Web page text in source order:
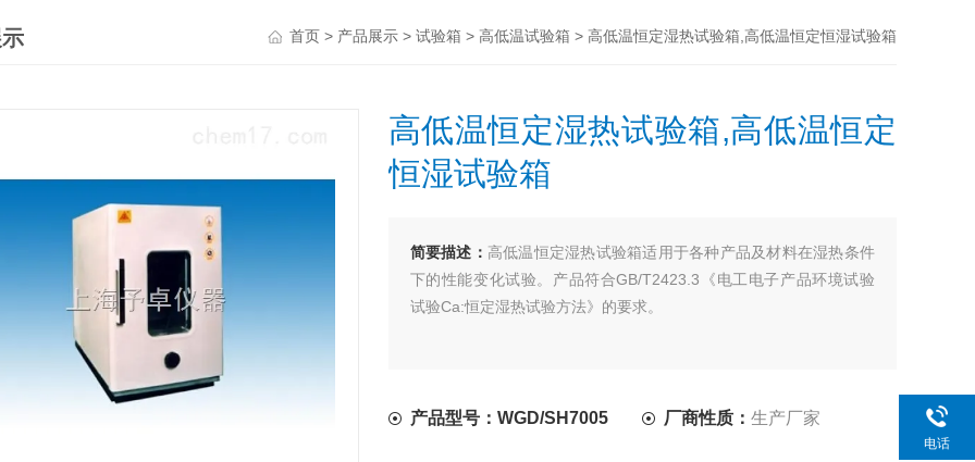
首页 > 产品展示 > 试验箱 > 高低温试验箱 > 高低温恒定湿热试验箱,高低温恒定恒湿试验箱
高低温恒定湿热试验箱,高低温恒定
恒湿试验箱
简要描述： 高低温恒定湿热试验箱适用于各种产品及材料在湿热条件
下的性能变化试验。产品符合GB/T2423.3《电工电子产品环境试验
试验Ca:恒定湿热试验方法》的要求。
产品型号：WGD/SH7005 厂商性质：生产厂家
电话